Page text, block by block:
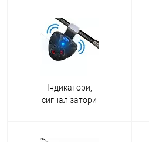
Індикатори,
сигналізатори